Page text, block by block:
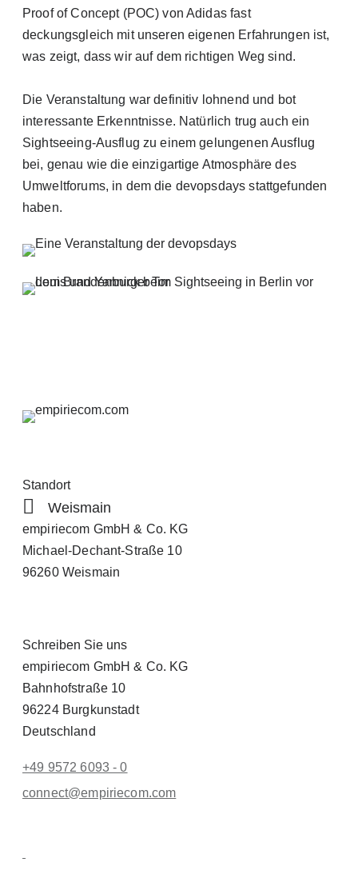
Proof of Concept (POC) von Adidas fast
deckungsgleich mit unseren eigenen Erfahrungen ist,
was zeigt, dass wir auf dem richtigen Weg sind.
Die Veranstaltung war definitiv lohnend und bot
interessante Erkenntnisse. Natürlich trug auch ein
Sightseeing-Ausflug zu einem gelungenen Ausflug
bei, genau wie die einzigartige Atmosphäre des
Umweltforums, in dem die devopsdays stattgefunden
haben.
Standort
Weismain
empiriecom GmbH & Co. KG
Michael-Dechant-Straße 10
96260 Weismain
Schreiben Sie uns
empiriecom GmbH & Co. KG
Bahnhofstraße 10
96224 Burgkunstadt
Deutschland
+49 9572 6093 - 0
connect@empiriecom.com